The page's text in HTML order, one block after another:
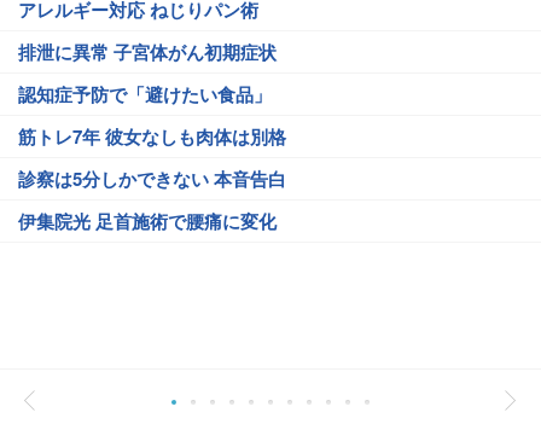
アレルギー対応 ねじりパン術
排泄に異常 子宮体がん初期症状
認知症予防で「避けたい食品」
筋トレ7年 彼女なしも肉体は別格
診察は5分しかできない 本音告白
伊集院光 足首施術で腰痛に変化